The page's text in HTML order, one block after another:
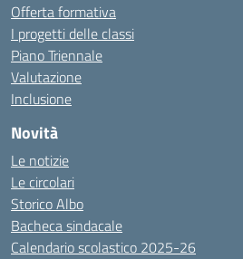
Offerta formativa
I progetti delle classi
Piano Triennale
Valutazione
Inclusione
Novità
Le notizie
Le circolari
Storico Albo
Bacheca sindacale
Calendario scolastico 2025-26